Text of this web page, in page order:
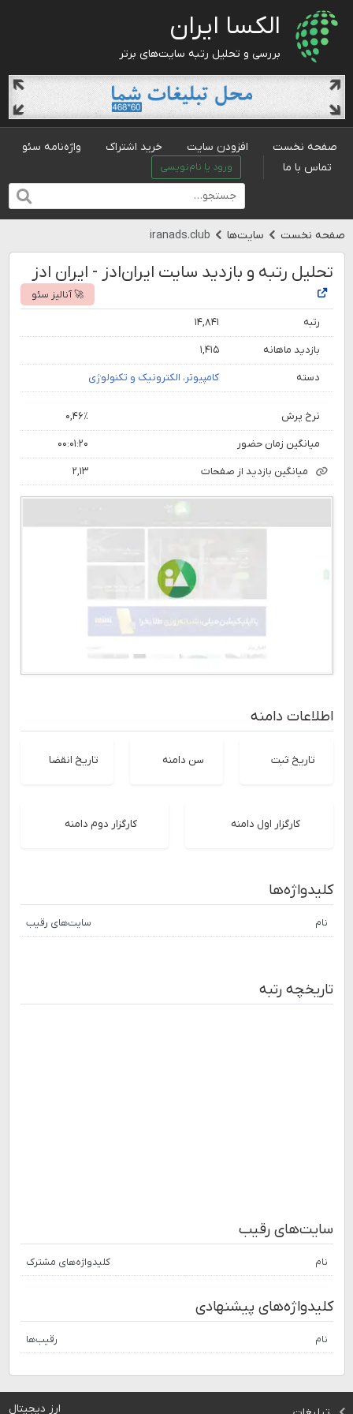
الکسا ایران
بررسی و تحلیل رتبه سایت‌های برتر
صفحه نخست افزودن سایت خرید اشتراک
واژه‌نامه سئو
تماس با ما
ورود یا نام‌نویسی
صفحه نخست سایت‌ها iranads.club
تحلیل رتبه و بازدید سایت ایران‌ادز - ایران ادز
🚀 آنالیز سئو
رتبه ۱۴,۸۴۱
بازدید ماهانه ۱,۴۱۵
دسته کامپیوتر، الکترونیک و تکنولوژی
نرخ پرش ۰,۴۶٪
میانگین زمان حضور ۰۰:۰۱:۲۰
میانگین بازدید از صفحات ۲,۱۳
اطلاعات دامنه
تاریخ ثبت سن دامنه تاریخ انقضا
کارگزار اول دامنه کارگزار دوم دامنه
کلیدواژه‌ها
نام سایت‌های رقیب
تاریخچه رتبه
سایت‌های رقیب
نام کلیدواژه‌های مشترک
کلیدواژه‌های پیشنهادی
نام رقیب‌ها
ارز دیجیتال